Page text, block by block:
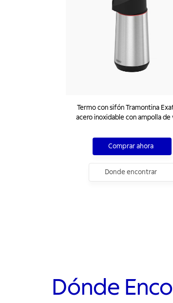
Termo con sifón Tramontina
acero inoxidable con ampolla de
Comprar ahora
Donde encontrar
Dónde